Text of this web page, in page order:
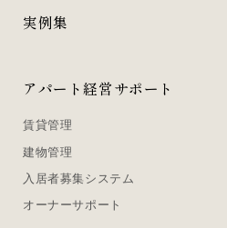
実例集
アパート経営サポート
賃貸管理
建物管理
入居者募集システム
オーナーサポート